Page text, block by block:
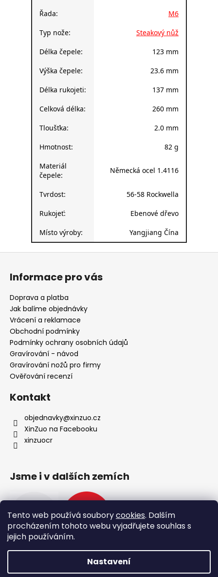
Tento web používá souborycookies. Dalším
procházením tohoto webu vyjadřujete souhlas s
jejich používáním.
Nastavení
Řada: M6
Typ nože: Steakový nůž
Délka čepele: 123 mm
Výška čepele: 23.6 mm
Délka rukojeti: 137 mm
Celková délka: 260 mm
Tloušťka: 2.0 mm
Hmotnost: 82 g
Materiál
čepele:
Německá ocel 1.4116
Tvrdost: 56-58 Rockwella
Rukojeť: Ebenové dřevo
Místo výroby: Yangjiang Čína
Informace pro vás
Doprava a platba
Jak balíme objednávky
Vrácení a reklamace
Obchodní podmínky
Podmínky ochrany osobních údajů
Gravírování - návod
Gravírování nožů pro firmy
Ověřování recenzí
Kontakt
objednavky@xinzuo.cz
XinZuo na Facebooku
xinzuocr
Jsme i v dalších zemích